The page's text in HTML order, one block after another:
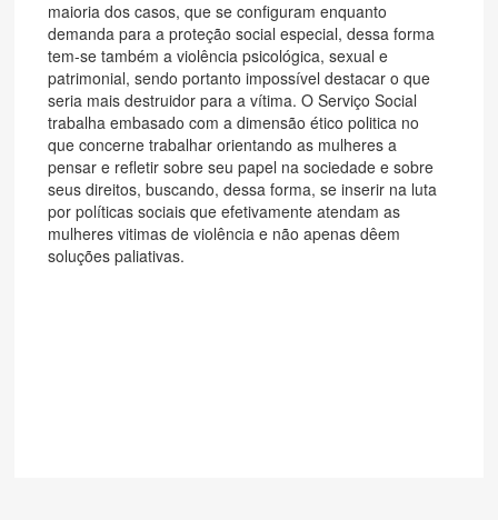
maioria dos casos, que se configuram enquanto
demanda para a proteção social especial, dessa forma
tem-se também a violência psicológica, sexual e
patrimonial, sendo portanto impossível destacar o que
seria mais destruidor para a vítima. O Serviço Social
trabalha embasado com a dimensão ético politica no
que concerne trabalhar orientando as mulheres a
pensar e refletir sobre seu papel na sociedade e sobre
seus direitos, buscando, dessa forma, se inserir na luta
por políticas sociais que efetivamente atendam as
mulheres vitimas de violência e não apenas dêem
soluções paliativas.